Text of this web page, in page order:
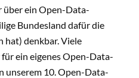
über ein Open-Data-
Bundesland dafür die
hat) denkbar. Viele
ein eigenes Open-Data-
unserem 10. Open-Data-